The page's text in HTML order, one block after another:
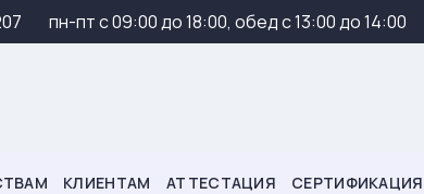
пн-пт c 09:00 до 18:00, обед с 13:00 до 14:00
КЛИЕНТАМ АТТЕСТАЦИЯ СЕРТИФИКАЦИЯ